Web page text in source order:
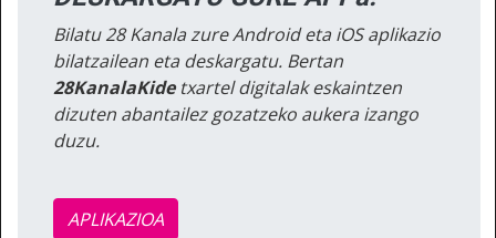
Bilatu 28 Kanala zure Android eta iOS aplikazio
bilatzailean eta deskargatu. Bertan
28KanalaKidetxartel digitalak eskaintzen
dizuten abantailez gozatzeko aukera izango
duzu.
APLIKAZIOA